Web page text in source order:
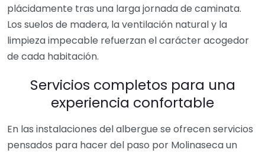
plácidamente tras una larga jornada de caminata.
Los suelos de madera, la ventilación natural y la
limpieza impecable refuerzan el carácter acogedor
de cada habitación.
Servicios completos para una
experiencia confortable
En las instalaciones del albergue se ofrecen servicios
pensados para hacer del paso por Molinaseca un